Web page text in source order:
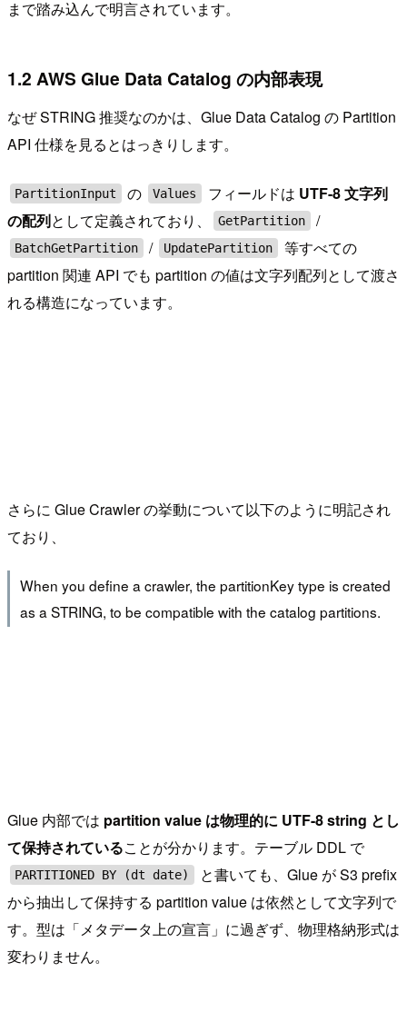
まで踏み込んで明言されています。
1.2 AWS Glue Data Catalog の内部表現
なぜ STRING 推奨なのかは、Glue Data Catalog の Partition
API 仕様を見るとはっきりします。
PartitionInput の Values フィールドは UTF-8 文字列
の配列として定義されており、 GetPartition /
BatchGetPartition / UpdatePartition
等すべての
partition 関連 API でも partition の値は文字列配列として渡さ
れる構造になっています。
さらに Glue Crawler の挙動について以下のように明記され
ており、
When you define a crawler, the partitionKey type is created
as a STRING, to be compatible with the catalog partitions.
Glue 内部では partition value は物理的に UTF-8 string とし
て保持されていることが分かります。テーブル DDL で
PARTITIONED BY (dt date)
と書いても、Glue が S3 prefix
から抽出して保持する partition value は依然として文字列で
す。型は「メタデータ上の宣言」に過ぎず、物理格納形式は
変わりません。